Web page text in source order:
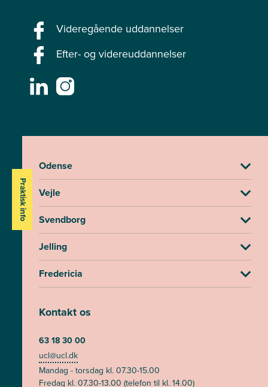
Videregående uddannelser
Efter- og videreuddannelser
Praktisk info
Odense
Vejle
Svendborg
Jelling
Fredericia
Kontakt os
63 18 30 00
ucl@ucl.dk
Mandag - torsdag kl. 07.30-15.00
Fredag kl. 07.30-13.00 (telefon til kl. 14.00)